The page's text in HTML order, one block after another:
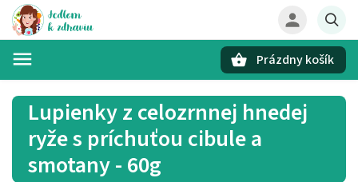
Prázdny košík
Lupienky z celozrnnej hnedej
ryže s príchuťou cibule a
smotany - 60g